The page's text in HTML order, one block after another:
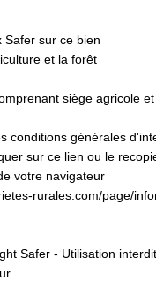
Safer sur ce bien
et la forêt
siège agricole
conditions générales
sur ce lien ou le
votre navigateur
rurales.com/page/
Safer - Utilisation